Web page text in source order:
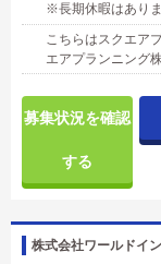
※長期休暇はあり
こちらはスクエア
エアプランニング
募集状況を確認
する
株式会社ワールドイ